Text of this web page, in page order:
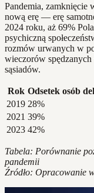
Pandemia, zamknięcie
nową erę — erę
2024 roku, aż 69%
psychiczną
rozmów urwanych w
wieczorów spędzanych
sąsiadów.
Rok Odsetek osób
2019 28%
2021 39%
2023 42%
Tabela: Porównanie
pandemii
Źródło: Opracowanie